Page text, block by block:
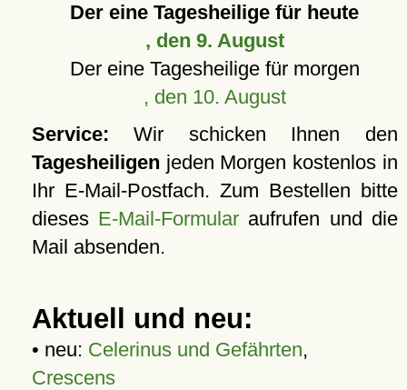
Der eine Tagesheilige für heute
, den 9. August
Der eine Tagesheilige für morgen
, den 10. August
Service: Wir schicken Ihnen den
Tagesheiligen jeden Morgen kostenlos in
Ihr E-Mail-Postfach. Zum Bestellen bitte
dieses E-Mail-Formular aufrufen und die
Mail absenden.
Aktuell und neu:
• neu: Celerinus und Gefährten,
Crescens